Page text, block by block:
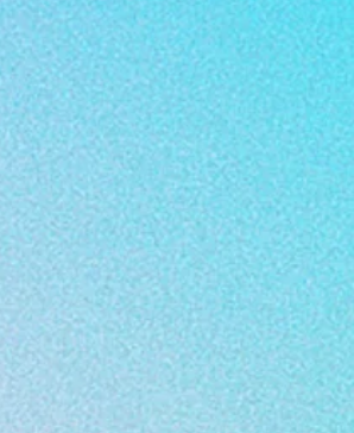
à la
en 2025-
Petite Foule
Diouf, Julie
bus, chez
dans des